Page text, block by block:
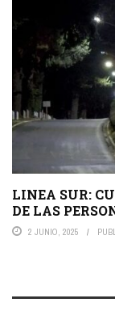
LINEA SUR:
DE LAS
2 JUNIO, 2025